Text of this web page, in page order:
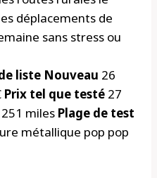
déplacements de
sans stress ou
liste Nouveau 26
Prix ​​tel que testé 27
251 miles Plage de test
métallique pop pop